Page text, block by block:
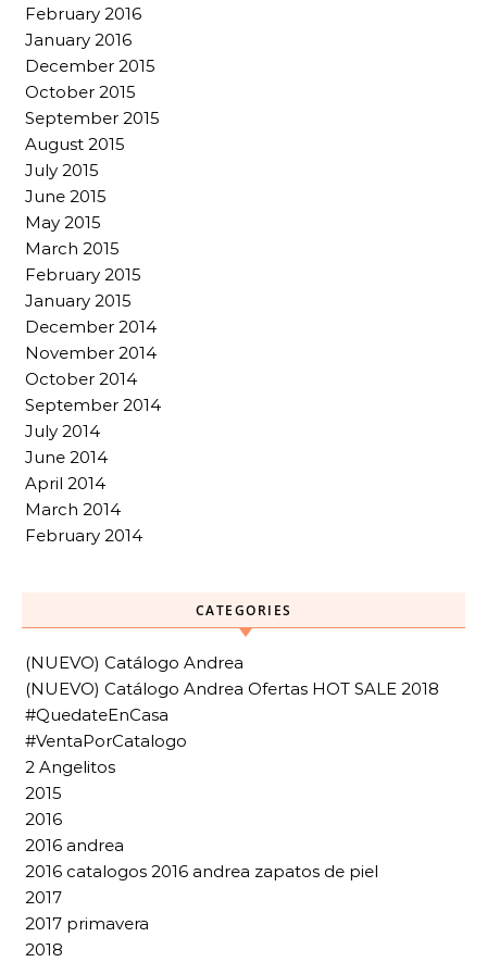
February 2016
January 2016
December 2015
October 2015
September 2015
August 2015
July 2015
June 2015
May 2015
March 2015
February 2015
January 2015
December 2014
November 2014
October 2014
September 2014
July 2014
June 2014
April 2014
March 2014
February 2014
CATEGORIES
(NUEVO) Catálogo Andrea
(NUEVO) Catálogo Andrea Ofertas HOT SALE 2018
#QuedateEnCasa
#VentaPorCatalogo
2 Angelitos
2015
2016
2016 andrea
2016 catalogos 2016 andrea zapatos de piel
2017
2017 primavera
2018